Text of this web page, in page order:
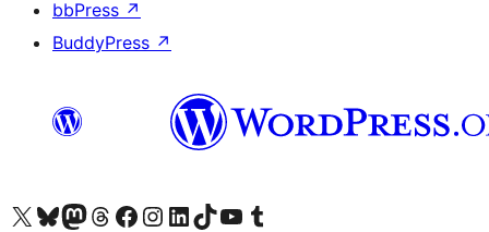
bbPress ↗
BuddyPress ↗
Visitá nuestra cuenta de X (anteriormente Twitter)
Visitá nuestra cuenta de Bluesky
Visitá nuestra cuenta de Mastodon
Visitá nuestra cuenta de Threads
Visitá nuestra página de Facebook
Visitá nuestra cuenta de Instagram
Visitá nuestra cuenta de LinkedIn
Visitá nuestra cuenta de TikTok
Visitá nuestro canal de YouTube
Visitá nuestra cuenta de Tumblr